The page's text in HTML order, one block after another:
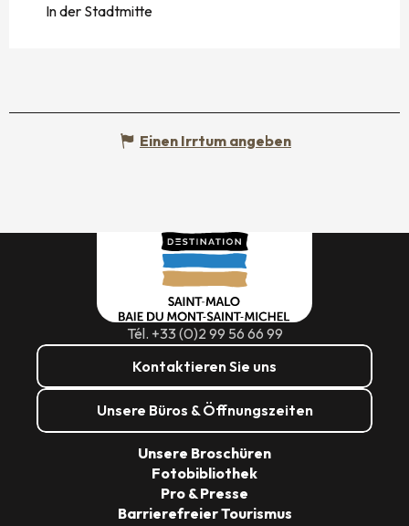
In der Stadtmitte
Einen Irrtum angeben
Tél. +33 (0)2 99 56 66 99
Kontaktieren Sie uns
Unsere Büros & Öffnungszeiten
Unsere Broschüren
Fotobibliothek
Pro & Presse
Barrierefreier Tourismus